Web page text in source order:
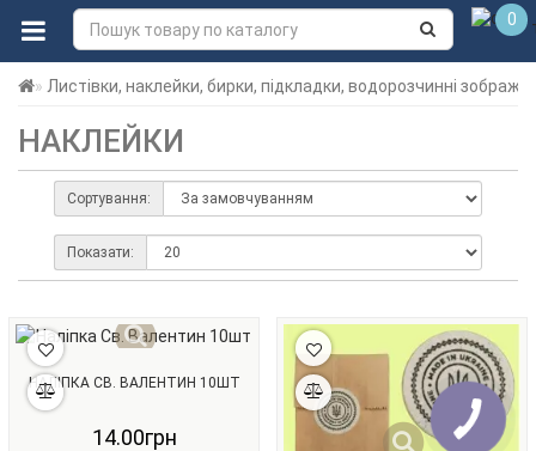
0
Листівки, наклейки, бирки, підкладки, водорозчинні
НАКЛЕЙКИ
Сортування:
Показати:
НАЛІПКА СВ. ВАЛЕНТИН 10ШТ
14.00грн